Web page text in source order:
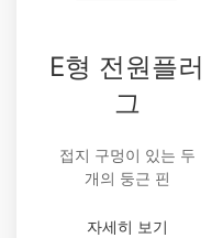
E형 전원플러
그
접지 구멍이 있는 두
개의 둥근 핀
자세히 보기